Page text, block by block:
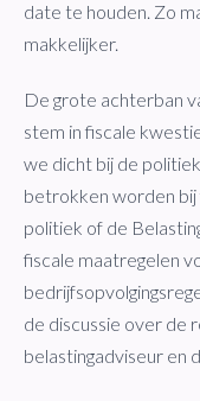
date te houden. Zo
makkelijker.
De grote achterban
stem in fiscale
we dicht bij de
betrokken worden bij
politiek of de
fiscale maatregelen
de discussie over de
belastingadviseur en